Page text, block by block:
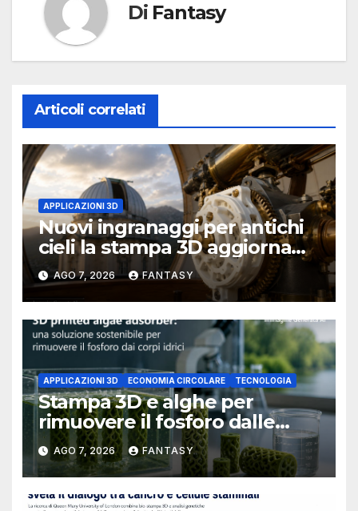
Di Fantasy
Articoli correlati
APPLICAZIONI 3D
Nuovi ingranaggi per antichi
cieli la stampa 3D aggiorna
un osservatorio del 1930 della
University of Arkansas at
Little Rock
AGO 7, 2026 FANTASY
APPLICAZIONI 3D ECONOMIA CIRCOLARE TECNOLOGIA
Stampa 3D e alghe per
rimuovere il fosforo dalle
acque il progetto della
Florida Atlantic University
AGO 7, 2026 FANTASY